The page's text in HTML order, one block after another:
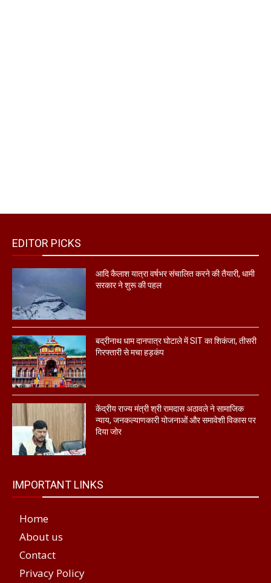
EDITOR PICKS
आदि कैलाश यात्रा वर्षभर संचालित करने की तैयारी, धामी
सरकार ने शुरू की पहल
बद्रीनाथ धाम दानपात्र घोटाले में SIT का शिकंजा, तीसरी
गिरफ्तारी से मचा हड़कंप
केंद्रीय राज्य मंत्री श्री रामदास अठावले ने सामाजिक
न्याय, जनकल्याणकारी योजनाओं और समावेशी विकास पर
दिया जोर
IMPORTANT LINKS
Home
About us
Contact
Privacy Policy